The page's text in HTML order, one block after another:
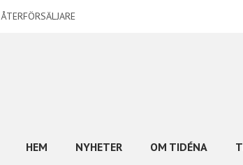
HEM NYHETER OM TIDÉNA